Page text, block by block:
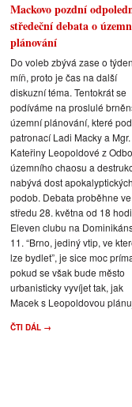
Mackovo pozdní
středeční debata o
plánování
Do voleb zbývá zase o týden
míň, proto je čas na další
diskuzní téma. Tentokrát se
podíváme na proslulé
územní plánování, které pod
patronací Ladi Macky a Mgr.
Kateřiny Leopoldové z
územního chaosu a
nabývá dost apokalyptických
podob. Debata proběhne ve
středu 28. května od 18
Eleven clubu na
11. “Brno, jediný vtip, ve
lze bydlet”, je sice moc
pokud se však bude město
urbanisticky vyvíjet tak, jak
Macek s Leopoldovou
ČTI DÁL →